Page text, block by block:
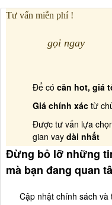
Tư vấn miễn phí !
gọi ngay
Để có căn hot, giá
Giá chính xáctừ
Được tư vấn lựa
gian vay dài nhất
Đừng bỏ lỡ những
mà bạn đang quan
Cập nhật chính sách và